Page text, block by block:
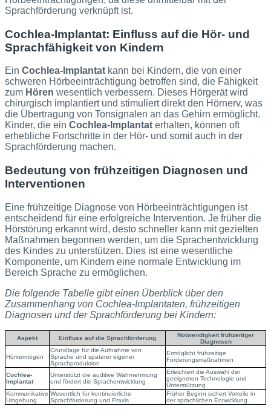
Sprachförderung verknüpft ist.
Cochlea-Implantat: Einfluss auf die Hör- und
Sprachfähigkeit von Kindern
Ein Cochlea-Implantat kann bei Kindern, die von einer
schweren Hörbeeinträchtigung betroffen sind, die Fähigkeit
zum Hören wesentlich verbessern. Dieses Hörgerät wird
chirurgisch implantiert und stimuliert direkt den Hörnerv, was
die Übertragung von Tonsignalen an das Gehirn ermöglicht.
Kinder, die ein Cochlea-Implantat erhalten, können oft
erhebliche Fortschritte in der Hör- und somit auch in der
Sprachförderung machen.
Bedeutung von frühzeitigen Diagnosen und
Interventionen
Eine frühzeitige Diagnose von Hörbeeinträchtigungen ist
entscheidend für eine erfolgreiche Intervention. Je früher die
Hörstörung erkannt wird, desto schneller kann mit gezielten
Maßnahmen begonnen werden, um die Sprachentwicklung
des Kindes zu unterstützen. Dies ist eine wesentliche
Komponente, um Kindern eine normale Entwicklung im
Bereich Sprache zu ermöglichen.
Die folgende Tabelle gibt einen Überblick über den
Zusammenhang von Cochlea-Implantaten, frühzeitigen
Diagnosen und der Sprachförderung bei Kindern:
Aspekt Einfluss auf die Sprachförderung
Notwendigkeit frühzeitiger
Diagnosen
Hörvermögen
Grundlage für die Aufnahme von
Sprache und späterer eigener
Sprachproduktion
Ermöglicht frühzeitige
Förderungsmaßnahmen
Cochlea-
Implantat
Unterstützt die auditive Wahrnehmung
und fördert die Sprachentwicklung
Erleichtert die Auswahl der
geeigneten Technologie und
Unterstützung
Kommunikative
Umgebung
Wesentlich für kontinuierliche
Sprachförderung und Praxis
Früher Beginn sichert Vorteile in
der sprachlichen Entwicklung